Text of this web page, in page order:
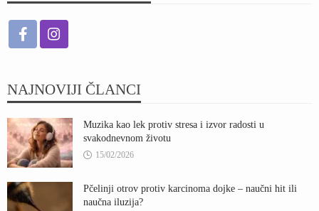
NAJNOVIJI ČLANCI
Muzika kao lek protiv stresa i izvor radosti u
svakodnevnom životu
15/02/2026
Pčelinji otrov protiv karcinoma dojke – naučni hit ili
naučna iluzija?